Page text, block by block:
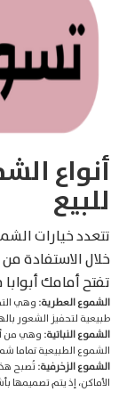
أنواع
للبيع
تتعدد خيارات
خلال الاستفادة
تفتح أمامك
الشموع العطرية: وهي
طبيعية لتحفيز الشعور
الشموع النباتية: وهي من
الشموع الطبيعية تماما
الشموع الزخرفية:تُصبح
الأماكن، إذ يتم تصميمها